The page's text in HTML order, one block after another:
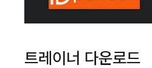
트레이너 다운로드